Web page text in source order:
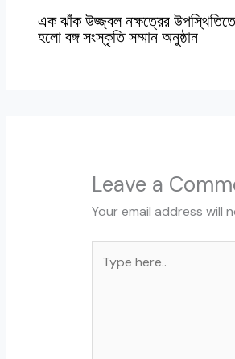
এক ঝাঁক উজ্জ্বল নক্ষত্রের
হলো বঙ্গ সংস্কৃতি সম্মান অনুষ্ঠান
Leave a
Your email address will
here..